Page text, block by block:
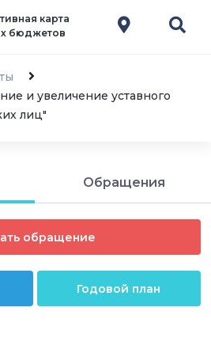
карта
бюджетов
и увеличение уставного
лиц"
Обращения
обращение
Годовой план